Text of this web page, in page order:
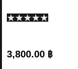
3,800.00 ฿